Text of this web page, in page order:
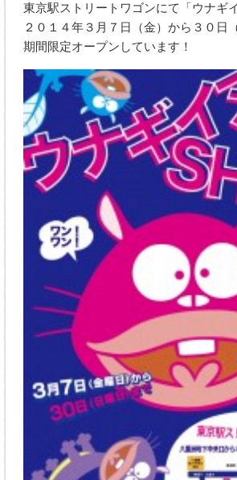
東京駅ストリートワゴンにて「ウナギ
２０１４年３月７日（金）から３０日
期間限定オープンしています！